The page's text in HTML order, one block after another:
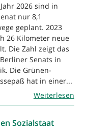
2026 sind in
nur 8,1
geplant. 2023
26 Kilometer neue
Die Zahl zeigt das
Senats in
Die Grünen-
hat in einer...
Weiterlesen
Sozialstaat